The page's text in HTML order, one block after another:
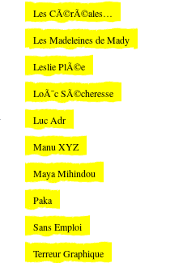
Les CÃ©rÃ©ales…
Les Madeleines de Mady
Leslie PlÃ©e
LoÃ¯c SÃ©cheresse
Luc Adr
Manu XYZ
Maya Mihindou
Paka
Sans Emploi
Terreur Graphique